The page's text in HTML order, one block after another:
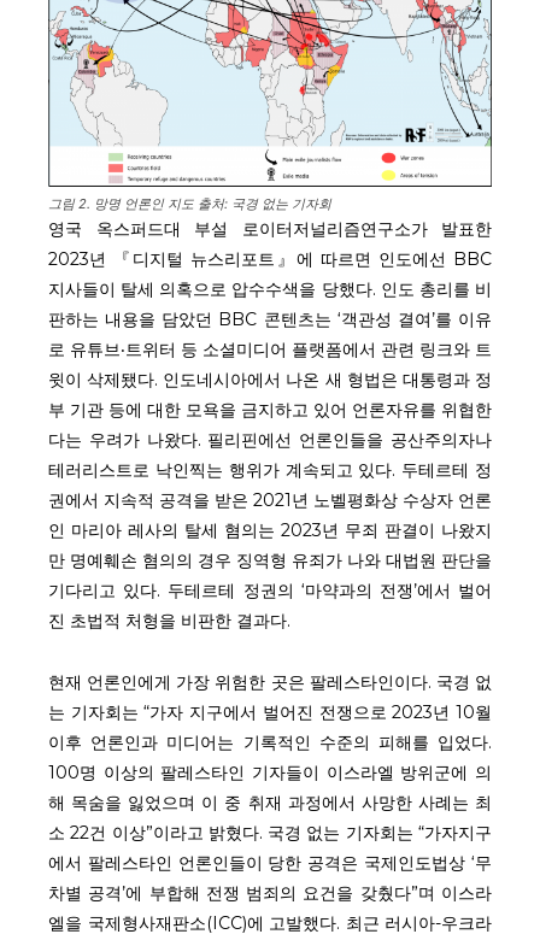
구독 신청
그림 2. 망명 언론인 지도 출처: 국경 없는 기자회
영국 옥스퍼드대 부설 로이터저널리즘연구소가 발표한
2023년 『디지털 뉴스리포트』에 따르면 인도에선 BBC
지사들이 탈세 의혹으로 압수수색을 당했다. 인도 총리를 비
판하는 내용을 담았던 BBC 콘텐츠는 ‘객관성 결여’를 이유
로 유튜브‧트위터 등 소셜미디어 플랫폼에서 관련 링크와 트
윗이 삭제됐다. 인도네시아에서 나온 새 형법은 대통령과 정
부 기관 등에 대한 모욕을 금지하고 있어 언론자유를 위협한
다는 우려가 나왔다. 필리핀에선 언론인들을 공산주의자나
테러리스트로 낙인찍는 행위가 계속되고 있다. 두테르테 정
권에서 지속적 공격을 받은 2021년 노벨평화상 수상자 언론
인 마리아 레사의 탈세 혐의는 2023년 무죄 판결이 나왔지
만 명예훼손 혐의의 경우 징역형 유죄가 나와 대법원 판단을
기다리고 있다. 두테르테 정권의 ‘마약과의 전쟁’에서 벌어
진 초법적 처형을 비판한 결과다.
현재 언론인에게 가장 위험한 곳은 팔레스타인이다. 국경 없
는 기자회는 “가자 지구에서 벌어진 전쟁으로 2023년 10월
이후 언론인과 미디어는 기록적인 수준의 피해를 입었다.
100명 이상의 팔레스타인 기자들이 이스라엘 방위군에 의
해 목숨을 잃었으며 이 중 취재 과정에서 사망한 사례는 최
소 22건 이상”이라고 밝혔다. 국경 없는 기자회는 “가자지구
에서 팔레스타인 언론인들이 당한 공격은 국제인도법상 ‘무
차별 공격’에 부합해 전쟁 범죄의 요건을 갖췄다”며 이스라
엘을 국제형사재판소(ICC)에 고발했다. 최근 러시아-우크라